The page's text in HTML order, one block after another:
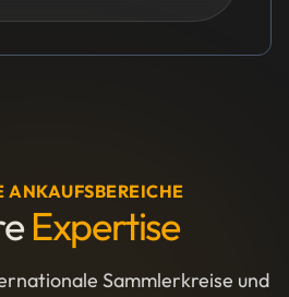
ANKAUFSBEREICHE
Expertise
Sammlerkreise und